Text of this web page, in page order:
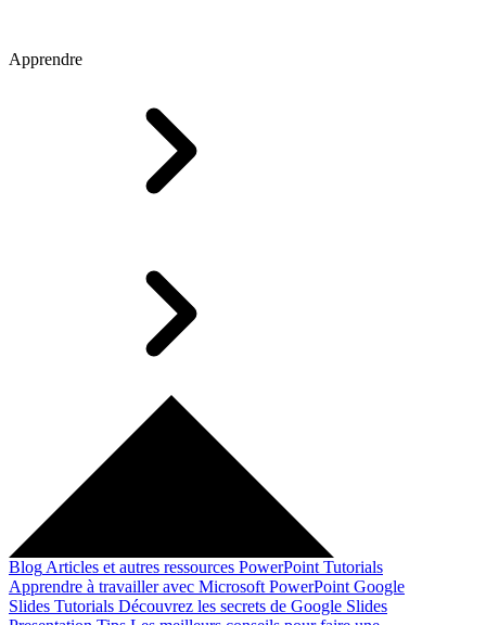
Apprendre
Blog Articles et autres ressources PowerPoint Tutorials
Apprendre à travailler avec Microsoft PowerPoint Google
Slides Tutorials Découvrez les secrets de Google Slides